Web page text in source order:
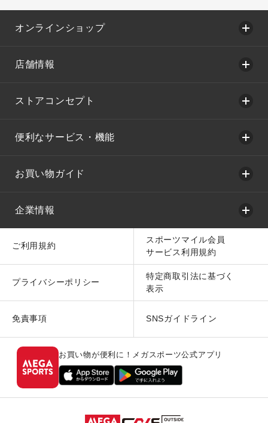
オンラインショップ
店舗情報
ストアコンセプト
便利なサービス・機能
お買い物ガイド
企業情報
ご利用規約
スポーツマイル会員
サービス利用規約
プライバシーポリシー
特定商取引法に基づく
表示
免責事項 SNSガイドライン
お買い物が便利に！メガスポーツ公式アプリ